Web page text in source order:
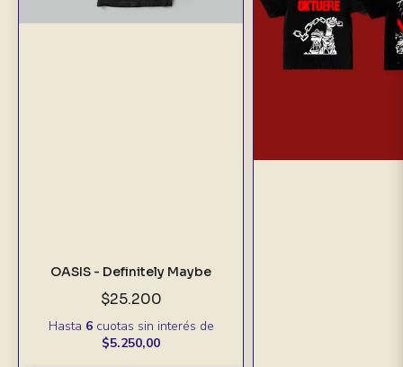
OASIS - Definitely Maybe
$25.200
Hasta 6cuotas sin interés de
$5.250,00